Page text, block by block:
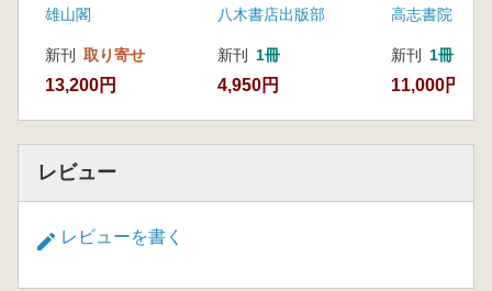
第1節 課題、資料と方法
第3節 九州・琉球列島への流入背景
第4節 小結
第6章 生産と消費からみた高麗陶器の特質
第1節 生産の時間的変遷
第2節 消費の時間的変遷
終章 中世東北アジア陶磁史からみた高麗陶器
雄山閣
新刊 取り寄せ
13,200円
八木書店出版部
新刊 1冊
4,950円
高志書院
新刊 1冊
11,000円
レビュー
レビューを書く